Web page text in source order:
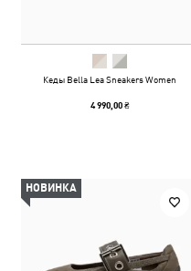
Кеды Bella Lea Sneakers Women
4 990,00 ₴
НОВИНКА